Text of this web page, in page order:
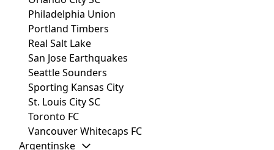
Philadelphia Union
Portland Timbers
Real Salt Lake
San Jose Earthquakes
Seattle Sounders
Sporting Kansas City
St. Louis City SC
Toronto FC
Vancouver Whitecaps FC
Argentinske